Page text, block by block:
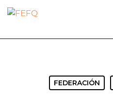
FEDERACIÓN